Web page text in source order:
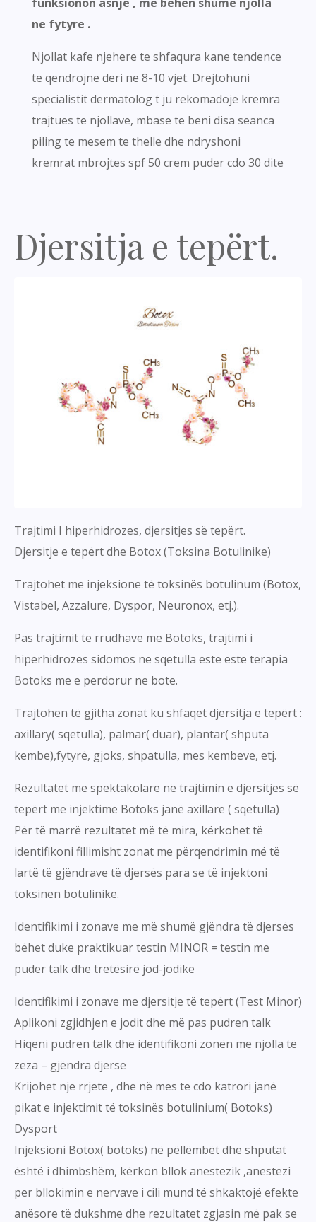
ne fytyre .
Njollat kafe njehere te shfaqura kane tendence
te qendrojne deri ne 8-10 vjet. Drejtohuni
specialistit dermatolog t ju rekomadoje kremra
trajtues te njollave, mbase te beni disa seanca
piling te mesem te thelle dhe ndryshoni
kremrat mbrojtes spf 50 crem puder cdo 30 dite
Djersitja e tepërt.
Trajtimi I hiperhidrozes, djersitjes së tepërt.
Djersitje e tepërt dhe Botox (Toksina Botulinike)
Trajtohet me injeksione të toksinës botulinum (Botox,
Vistabel, Azzalure, Dyspor, Neuronox, etj.).
Pas trajtimit te rrudhave me Botoks, trajtimi i
hiperhidrozes sidomos ne sqetulla este este terapia
Botoks me e perdorur ne bote.
Trajtohen të gjitha zonat ku shfaqet djersitja e tepërt :
axillary( sqetulla), palmar( duar), plantar( shputa
kembe),fytyrë, gjoks, shpatulla, mes kembeve, etj.
Rezultatet më spektakolare në trajtimin e djersitjes së
tepërt me injektime Botoks janë axillare ( sqetulla)
Për të marrë rezultatet më të mira, kërkohet të
identifikoni fillimisht zonat me përqendrimin më të
lartë të gjëndrave të djersës para se të injektoni
toksinën botulinike.
Identifikimi i zonave me më shumë gjëndra të djersës
bëhet duke praktikuar testin MINOR = testin me
puder talk dhe tretësirë jod-jodike
Identifikimi i zonave me djersitje të tepërt (Test Minor)
Aplikoni zgjidhjen e jodit dhe më pas pudren talk
Hiqeni pudren talk dhe identifikoni zonën me njolla të
zeza – gjëndra djerse
Krijohet nje rrjete , dhe në mes te cdo katrori janë
pikat e injektimit të toksinës botulinium( Botoks)
Dysport
Injeksioni Botox( botoks) në pëllëmbët dhe shputat
është i dhimbshëm, kërkon bllok anestezik ,anestezi
per bllokimin e nervave i cili mund të shkaktojë efekte
anësore të dukshme dhe rezultatet zgjasin më pak se